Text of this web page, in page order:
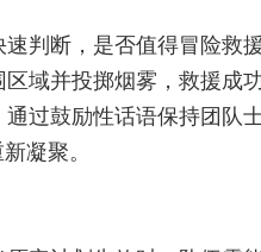
判断，是否值得冒险救
域并投掷烟雾，救援成
过鼓励性话语保持团队
凝聚。